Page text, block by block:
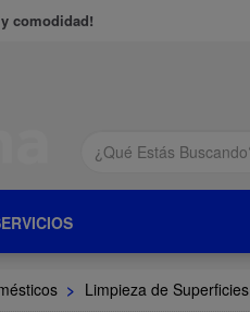
comodidad!
> Limpieza de Superficies